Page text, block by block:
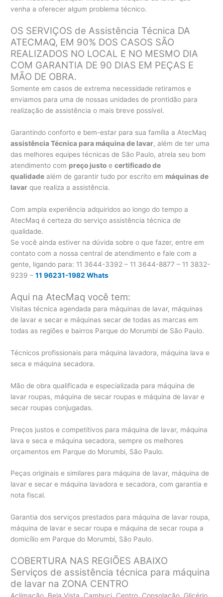
venha a oferecer algum problema técnico.
OS SERVIÇOS de Assistência Técnica DA
ATECMAQ, EM 90% DOS CASOS SÃO
REALIZADOS NO LOCAL E NO MESMO DIA
COM GARANTIA DE 90 DIAS EM PEÇAS E
MÃO DE OBRA.
Somente em casos de extrema necessidade retiramos e
enviamos para uma de nossas unidades de prontidão para
realização de assistência o mais breve possível.
Garantindo conforto e bem-estar para sua família a AtecMaq
assistência Técnica para máquina de lavar, além de ter uma
das melhores equipes técnicas de São Paulo, atrela seu bom
atendimento com preço justo ecertificado de
qualidade além de garantir tudo por escrito em máquinas de
lavar que realiza a assistência.
Com ampla experiência adquiridos ao longo do tempo a
AtecMaq é certeza do serviço assistência técnica de
qualidade.
Se você ainda estiver na dúvida sobre o que fazer, entre em
contato com a nossa central de atendimento e fale com a
gente, ligando para: 11 3644-3392 – 11 3644-8877 – 11 3832-
9239 –11 96231-1982 Whats
Aqui na AtecMaq você tem:
Visitas técnica agendada para máquinas de lavar, máquinas
de lavar e secar e máquinas secar de todas as marcas em
todas as regiões e bairros Parque do Morumbi de São Paulo.
Técnicos profissionais para máquina lavadora, máquina lava e
seca e máquina secadora.
Mão de obra qualificada e especializada para máquina de
lavar roupas, máquina de secar roupas e máquina de lavar e
secar roupas conjugadas.
Preços justos e competitivos para máquina de lavar, máquina
lava e seca e máquina secadora, sempre os melhores
orçamentos em Parque do Morumbi, São Paulo.
Peças originais e similares para máquina de lavar, máquina de
lavar e secar e máquina lavadora e secadora, com garantia e
nota fiscal.
Garantia dos serviços prestados para máquina de lavar roupa,
máquina de lavar e secar roupa e máquina de secar roupa a
domicílio em Parque do Morumbi, São Paulo.
COBERTURA NAS REGIÕES ABAIXO
Serviços de assistência técnica para máquina
de lavar na ZONA CENTRO